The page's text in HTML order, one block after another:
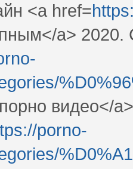
<a href=
a>
видео</
porno-